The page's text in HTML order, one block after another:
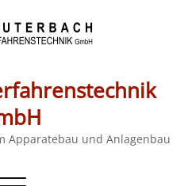
Apparatebau und Anlagenbau